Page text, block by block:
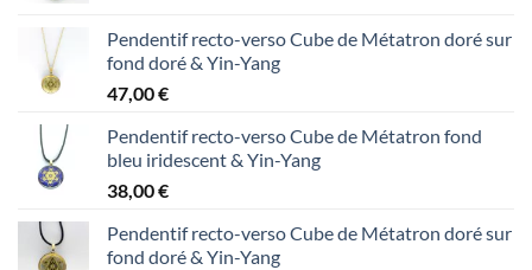
Pendentif recto-verso Cube de Métatron doré sur
fond doré & Yin-Yang
47,00€
Pendentif recto-verso Cube de Métatron fond
bleu iridescent & Yin-Yang
38,00€
Pendentif recto-verso Cube de Métatron doré sur
fond doré & Yin-Yang